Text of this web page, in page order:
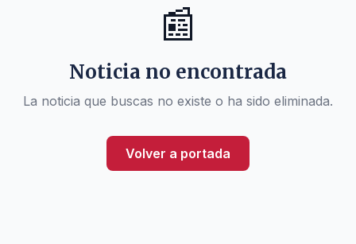
📰
Noticia no encontrada
La noticia que buscas no existe o ha sido eliminada.
Volver a portada